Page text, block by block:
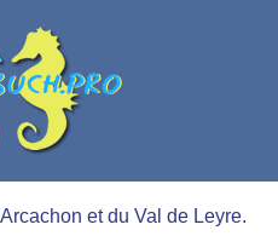
et du Val de Leyre.